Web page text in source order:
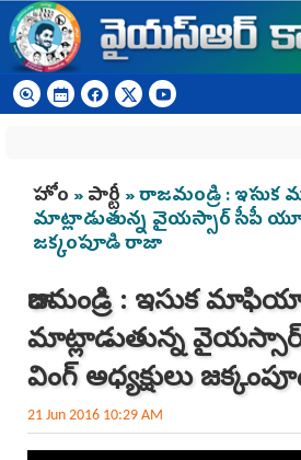
Skip to main content
You are here
హోం »పార్టీ » రాజమండ్రి :
మాట్లాడుతున్న వైయస్సార్ సీపీ యూత్
జక్కంపూడి రాజా
రాజమండ్రి : ఇసుక
మాట్లాడుతున్న
వింగ్ అధ్యక్షులు
21 Jun 2016 10:29 AM